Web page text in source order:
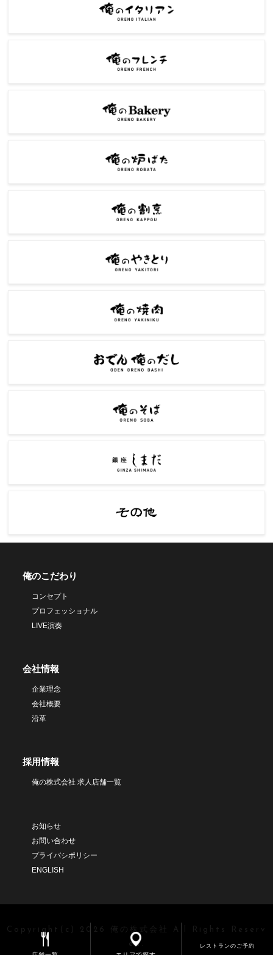
レストランのご予約
俺のこだわり
コンセプト
プロフェッショナル
LIVE演奏
会社情報
企業理念
会社概要
沿革
採用情報
俺の株式会社 求人店舗一覧
お知らせ
お問い合わせ
プライバシポリシー
ENGLISH
Copyright(c) 2026 俺の株式会社 All Rights Reserv
ed.